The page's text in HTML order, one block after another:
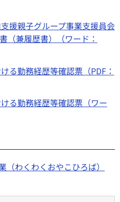
援親子グループ事業支援員会
（兼履歴書）（ワード：
る勤務経歴等確認票（PDF：
る勤務経歴等確認票（ワー
わくわくおやこひろば）